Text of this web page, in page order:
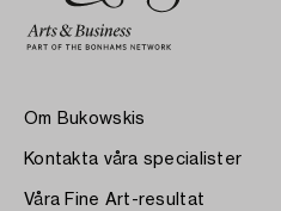
Om Bukowskis
Kontakta våra specialister
Våra Fine Art-resultat